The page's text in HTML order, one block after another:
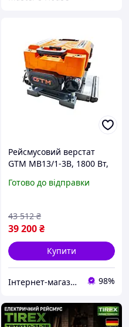
Рейсмусовий верстат
GTM MB13/1-3B, 1800 Вт,
швидкості ITL
Готово до відправки
39 200₴
43 512 ₴
Купити
Інтернет-магазин "Instatool" 98%